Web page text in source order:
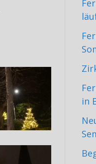
in